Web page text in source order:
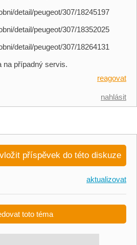
detail/peugeot/307/18245197
detail/peugeot/307/18352025
detail/peugeot/307/18264131
na případný servis.
reagovat
nahlásit
vložit příspěvek do této diskuze
aktualizovat
toto téma